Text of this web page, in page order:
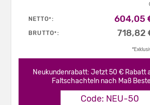
NETTO*: 604,05
BRUTTO*: 718,82
Neukundenrabatt: Jetzt 50 € Rabatt
Faltschachteln nach Maß
Code: NEU-50